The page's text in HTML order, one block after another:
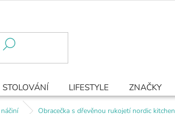
STOLOVÁNÍ LIFESTYLE ZNAČKY
Obracečka s dřevěnou rukojetí nordic kitchen